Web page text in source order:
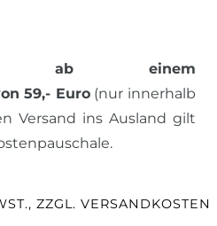
ab einem
59,- Euro(nur innerhalb
Versand ins Ausland gilt
ZZGL. VERSANDKOSTEN